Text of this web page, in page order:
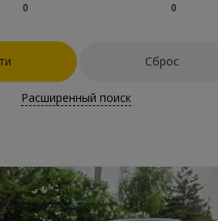
0 0
Сброс
Расширенный поиск